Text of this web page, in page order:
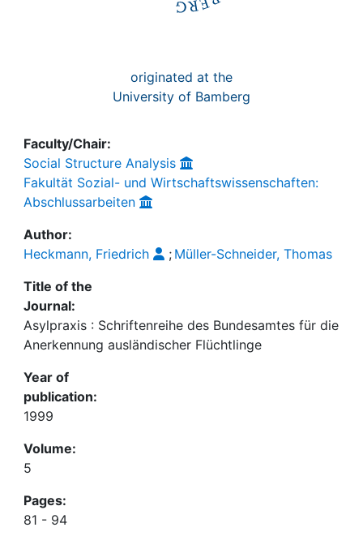
originated at the
University of Bamberg
Faculty/Chair:
Social Structure Analysis
Fakultät Sozial- und Wirtschaftswissenschaften:
Abschlussarbeiten
Author:
Heckmann, Friedrich
; Müller-Schneider, Thomas
Title of the
Journal:
Asylpraxis : Schriftenreihe des Bundesamtes für die
Anerkennung ausländischer Flüchtlinge
Year of
publication:
1999
Volume:
5
Pages:
81 - 94